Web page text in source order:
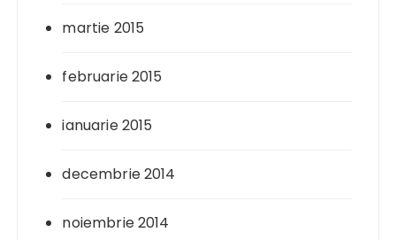
martie 2015
februarie 2015
ianuarie 2015
decembrie 2014
noiembrie 2014